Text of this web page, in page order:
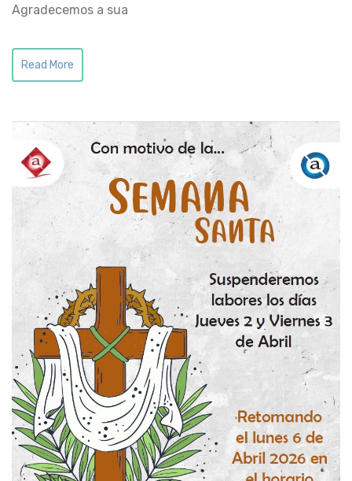
Agradecemos a sua
Read More